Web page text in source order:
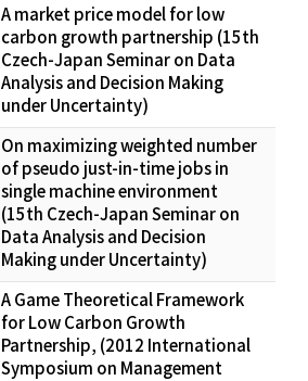
A market price model for low
carbon growth partnership (15th
Czech-Japan Seminar on Data
Analysis and Decision Making
under Uncertainty)
On maximizing weighted number
of pseudo just-in-time jobs in
single machine environment
(15th Czech-Japan Seminar on
Data Analysis and Decision
Making under Uncertainty)
A Game Theoretical Framework
for Low Carbon Growth
Partnership, (2012 International
Symposium on Management